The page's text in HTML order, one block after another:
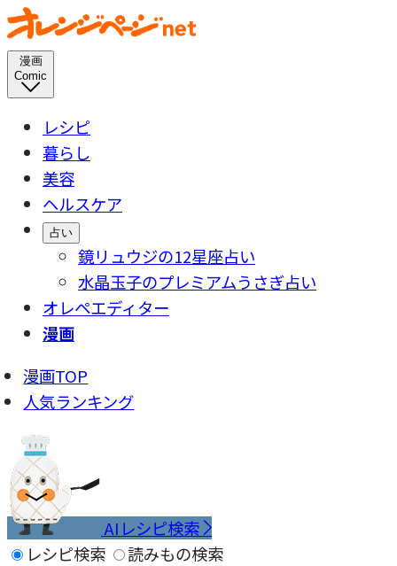
漫画
Comic
レシピ
暮らし
美容
ヘルスケア
占い
鏡リュウジの12星座占い
水晶玉子のプレミアムうさぎ占い
オレペエディター
漫画
漫画TOP
人気ランキング
AIレシピ検索
レシピ検索
読みもの検索